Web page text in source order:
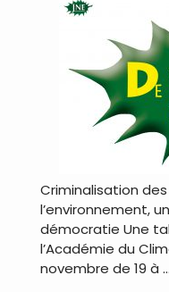
Criminalisation
l’environnement,
démocratie Une
l’Académie du
novembre de 19 à …